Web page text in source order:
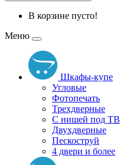
В корзине пусто!
Меню
Шкафы-купе
Угловые
Фотопечать
Трехдверные
С нишей под ТВ
Двухдверные
Пескоструй
4 двери и более